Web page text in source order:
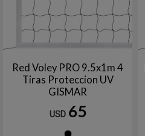
Red Voley PRO 9.5x1m 4
Tiras Proteccion UV
GISMAR
USD 65